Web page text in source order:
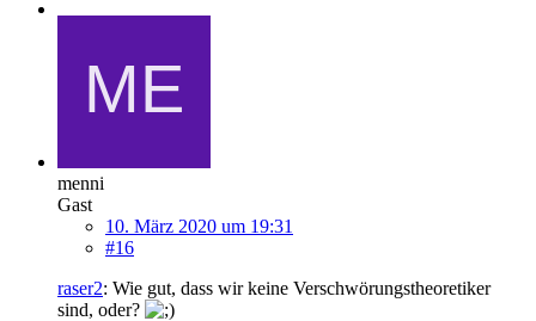
menni
Gast
10. März 2020 um 19:31
#16
raser2: Wie gut, dass wir keine Verschwörungstheoretiker
sind, oder?